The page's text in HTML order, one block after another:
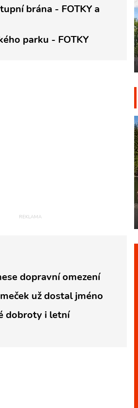
brána - FOTKY a
parku - FOTKY
dopravní omezení
už dostal jméno
dobroty i letní